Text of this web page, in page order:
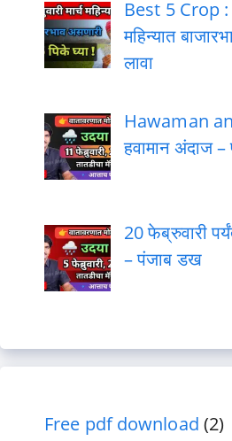
Best 5 Crop :
महिन्यात
लावा
Hawaman
हवामान अंदाज
20 फेब्रुवारी
– पंजाब डख
Free pdf download (2)